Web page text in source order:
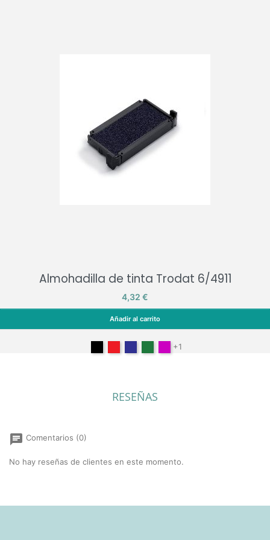
Almohadilla de tinta Trodat 6/4911
Precio
4,32 €
Añadir al carrito
Lilac+1
RESEÑAS
chat Comentarios (0)
No hay reseñas de clientes en este momento.